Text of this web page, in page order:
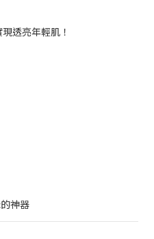
透亮年輕肌！
神器